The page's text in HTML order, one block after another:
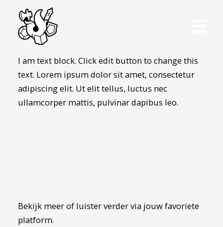
I am text block. Click edit button to change this
text. Lorem ipsum dolor sit amet, consectetur
adipiscing elit. Ut elit tellus, luctus nec
ullamcorper mattis, pulvinar dapibus leo.
Bekijk meer of luister verder via jouw favoriete
platform.